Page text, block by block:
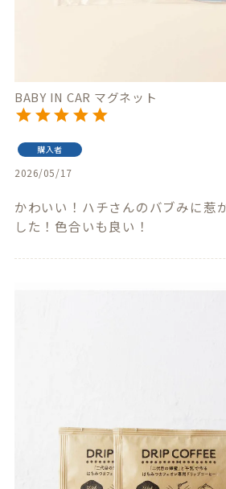
BABY IN CAR マグネット
購入者
2026/05/17
かわいい！ハチさんのバブみに惹
した！色合いも良い！